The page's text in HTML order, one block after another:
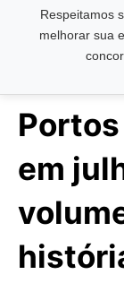
Respeitamos
melhorar sua
Pesquisar ...
em